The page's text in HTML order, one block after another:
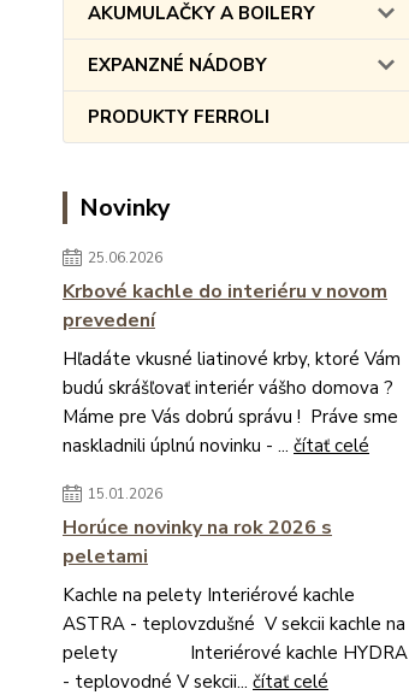
AKUMULAČKY A BOILERY
EXPANZNÉ NÁDOBY
PRODUKTY FERROLI
Novinky
25.06.2026
Krbové kachle do interiéru v novom
prevedení
Hľadáte vkusné liatinové krby, ktoré Vám
budú skrášľovať interiér vášho domova ?
Máme pre Vás dobrú správu ! Práve sme
naskladnili úplnú novinku - ... čítať celé
15.01.2026
Horúce novinky na rok 2026 s
peletami
Kachle na pelety Interiérové kachle
ASTRA - teplovzdušné V sekcii kachle na
pelety Interiérové kachle HYDRA
- teplovodné V sekcii... čítať celé